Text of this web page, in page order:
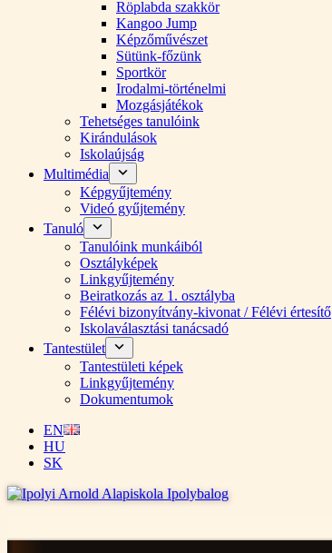
Röplabda szakkör
Kangoo Jump
Képzőművészet
Sütünk-főzünk
Sportkör
Irodalmi-történelmi
Mozgásjátékok
Tehetséges tanulóink
Kirándulások
Iskolaújság
Multimédia
Képgyűjtemény
Videó gyűjtemény
Tanuló
Tanulóink munkáiból
Osztályképek
Linkgyűjtemény
Beiratkozás az 1. osztályba
Félévi bizonyítvány-kivonat / Félévi értesítő
Iskolaválasztási tanácsadó
Tantestület
Tantestületi képek
Linkgyűjtemény
Dokumentumok
EN
HU
SK